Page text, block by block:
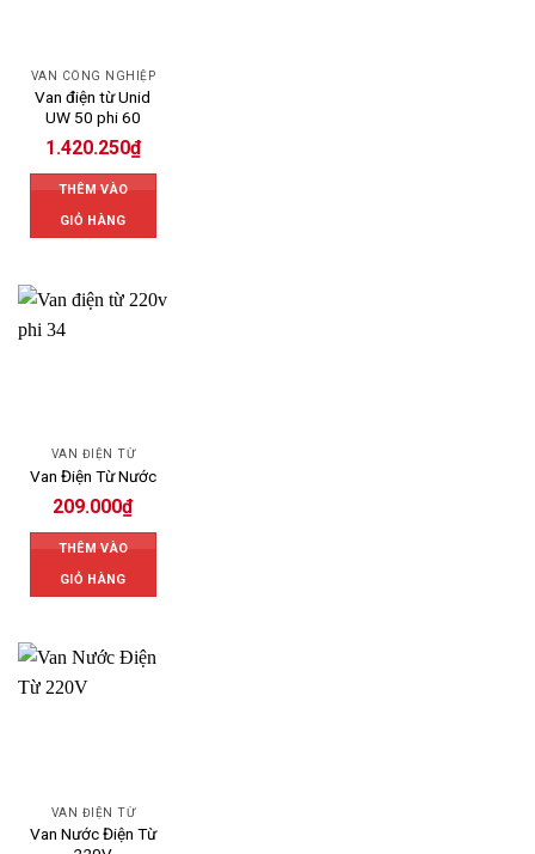
VAN CÔNG NGHIỆP
Van điện từ Unid
UW 50 phi 60
1.420.250₫
THÊM VÀO
GIỎ HÀNG
VAN ĐIỆN TỪ
Van Điện Từ Nước
209.000₫
THÊM VÀO
GIỎ HÀNG
VAN ĐIỆN TỪ
Van Nước Điện Từ